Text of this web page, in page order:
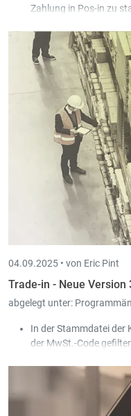
Zahlung in Pos-in zu
mit dem €-Button auf
in starten. Das geht
dem gleichen PC läuft,
lokal auf einer Kasse
auf einem Server.
Es werden jetzt
Bei Kundenkarten
Das bewirkt, dass ein
wenn der Betrag
den Umsatz nur auf
berechnen.
04.09.2025 • von Eric Pint
Trade-in - Neue Version
abgelegt unter:
In der Stammdatei der
der MwSt.-Code
Der Peppolversand
Skonto nach
In der